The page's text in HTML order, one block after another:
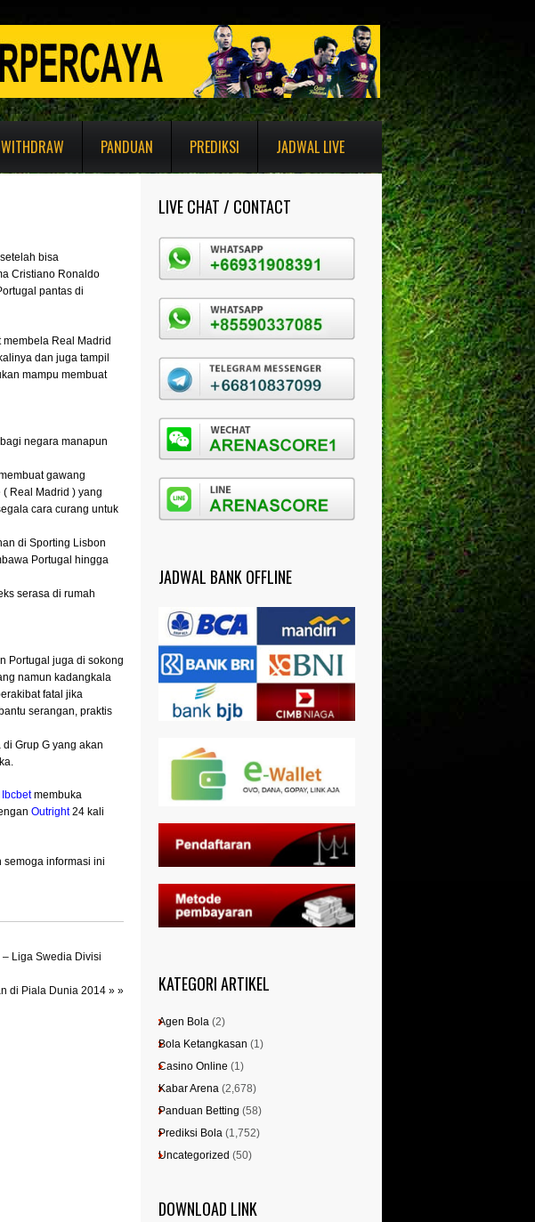
WITHDRAW PANDUAN PREDIKSI JADWAL LIVE
bisa
Cristiano Ronaldo
pantas di
Real Madrid
dan juga tampil
mampu membuat
negara manapun
gawang
Real Madrid ) yang
cara curang untuk
di Sporting Lisbon
Portugal hingga
serasa di rumah
Portugal juga di sokong
namun kadangkala
fatal jika
serangan, praktis
Grup G yang akan
Ibcbetmembuka
Outright24 kali
informasi ini
Liga Swedia Divisi
di Piala Dunia 2014 » »
LIVE CHAT / CONTACT
JADWAL BANK OFFLINE
KATEGORI ARTIKEL
Agen Bola (2)
Bola Ketangkasan (1)
Casino Online (1)
Kabar Arena (2,678)
Panduan Betting (58)
Prediksi Bola (1,752)
Uncategorized (50)
DOWNLOAD LINK